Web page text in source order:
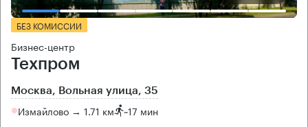
БЕЗ КОМИССИИ
Бизнес-центр
Техпром
Москва, Вольная улица, 35
Измайлово → 1.71 км ~17 мин